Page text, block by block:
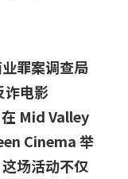
罪案调查局
诈电影
在 Mid Valley
Cinema 举
场活动不仅